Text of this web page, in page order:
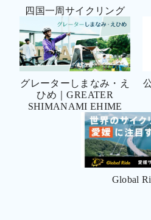
四国一周サイクリング
グレーターしまなみ・え
ひめ｜GREATER
SHIMANAMI EHIME
Global